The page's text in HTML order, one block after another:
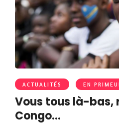
ACTUALITÉS EN
Vous tous là-bas,
Congo…